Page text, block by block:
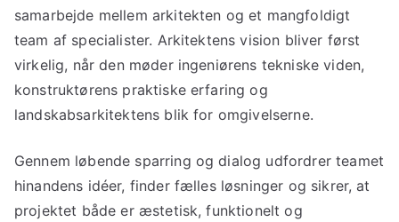
samarbejde mellem arkitekten og et mangfoldigt
team af specialister. Arkitektens vision bliver først
virkelig, når den møder ingeniørens tekniske viden,
konstruktørens praktiske erfaring og
landskabsarkitektens blik for omgivelserne.
Gennem løbende sparring og dialog udfordrer teamet
hinandens idéer, finder fælles løsninger og sikrer, at
projektet både er æstetisk, funktionelt og